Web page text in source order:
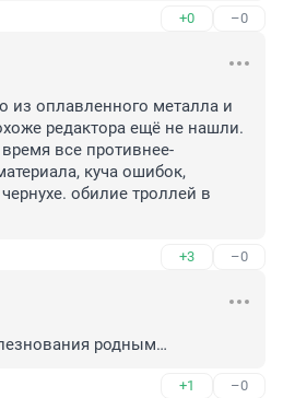
+0 –0
из оплавленного металла и
редактора ещё не нашли.
все противнее-
куча ошибок,
обилие троллей в
+3 –0
родным…
+1 –0